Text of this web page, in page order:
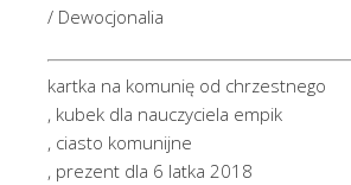
/ Dewocjonalia
kartka na komunię od chrzestnego
, kubek dla nauczyciela empik
, ciasto komunijne
, prezent dla 6 latka 2018